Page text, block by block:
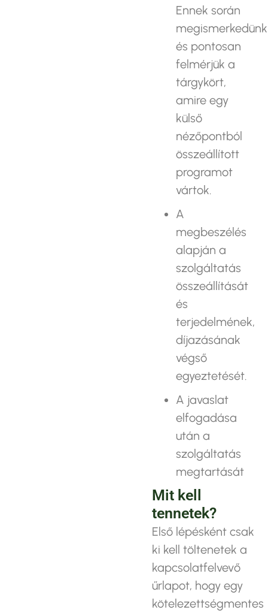
Ennek során
megismerkedünk
és pontosan
felmérjük a
tárgykört,
amire egy
külső
nézőpontból
összeállított
programot
vártok.
A
megbeszélés
alapján a
szolgáltatás
összeállítását
és
terjedelmének,
díjazásának
végső
egyeztetését.
A javaslat
elfogadása
után a
szolgáltatás
megtartását
Mit kell
tennetek?
Első lépésként csak
ki kell töltenetek a
kapcsolatfelvevő
űrlapot, hogy egy
kötelezettségmentes